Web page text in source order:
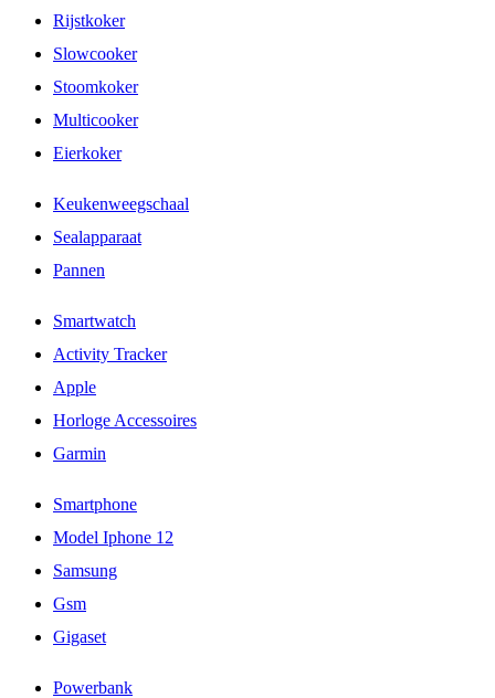
Rijstkoker
Slowcooker
Stoomkoker
Multicooker
Eierkoker
Keukenweegschaal
Sealapparaat
Pannen
Smartwatch
Activity Tracker
Apple
Horloge Accessoires
Garmin
Smartphone
Model Iphone 12
Samsung
Gsm
Gigaset
Powerbank